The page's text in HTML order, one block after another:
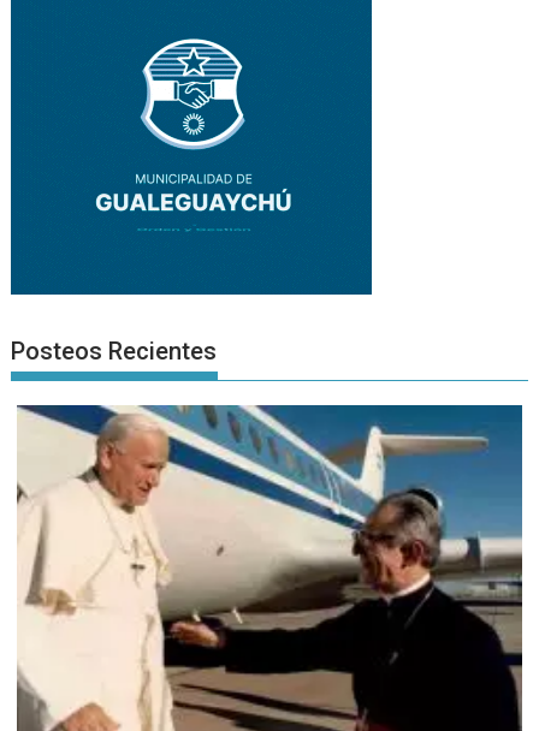
Posteos Recientes